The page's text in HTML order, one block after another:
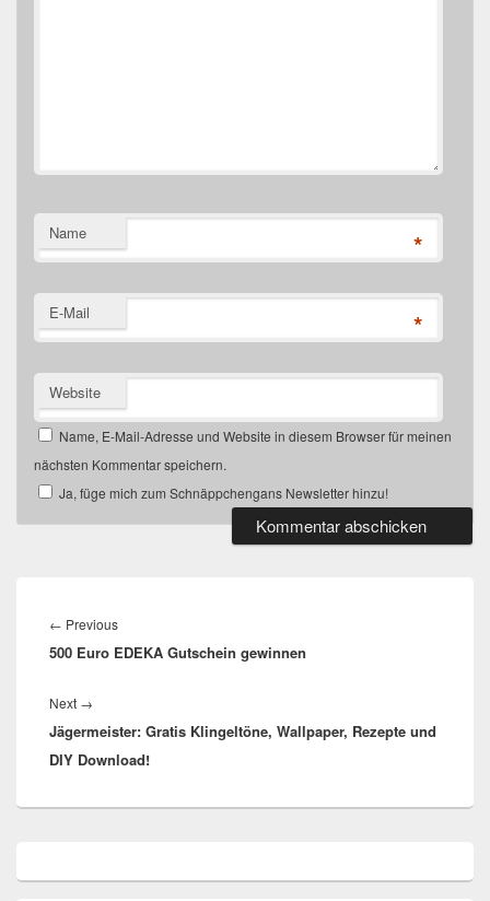
Name *
E-Mail *
Website
Name, E-Mail-Adresse und Website in diesem Browser für meinen
nächsten Kommentar speichern.
Ja, füge mich zum Schnäppchengans Newsletter hinzu!
← PreviousPrevious
post:
500 Euro EDEKA Gutschein gewinnen
Next →
post:
Jägermeister: Gratis Klingeltöne, Wallpaper, Rezepte und
DIY Download!
Widget-